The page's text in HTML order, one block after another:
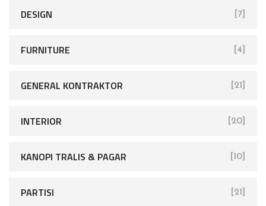
DESIGN [7]
FURNITURE [4]
GENERAL KONTRAKTOR [21]
INTERIOR [20]
KANOPI TRALIS & PAGAR [10]
PARTISI [21]